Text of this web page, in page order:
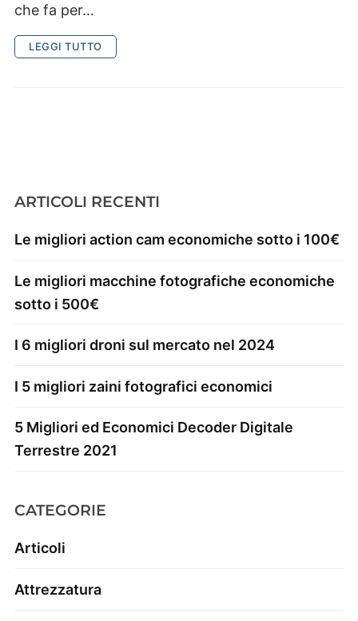
che fa per…
LEGGI TUTTO
ARTICOLI RECENTI
Le migliori action cam economiche sotto i 100€
Le migliori macchine fotografiche economiche
sotto i 500€
I 6 migliori droni sul mercato nel 2024
I 5 migliori zaini fotografici economici
5 Migliori ed Economici Decoder Digitale
Terrestre 2021
CATEGORIE
Articoli
Attrezzatura